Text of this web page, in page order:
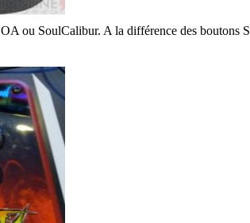
ou SoulCalibur. A la différence des